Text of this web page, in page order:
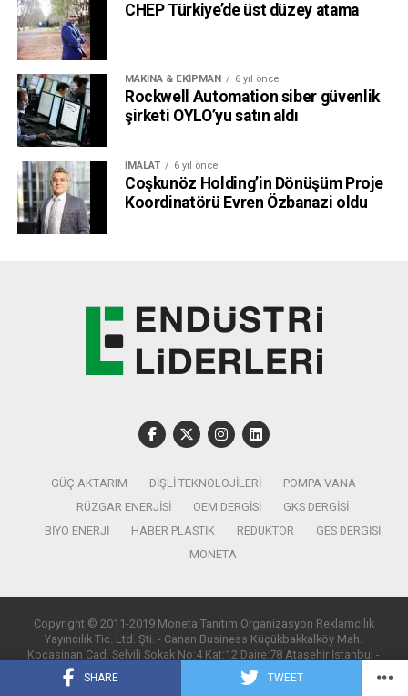
SHARE TWEET
CHEP Türkiye’de üst düzey atama
MAKINA & EKIPMAN 6 yıl önce
Rockwell Automation siber güvenlik
şirketi OYLO’yu satın aldı
İMALAT 6 yıl önce
Coşkunöz Holding’in Dönüşüm Proje
Koordinatörü Evren Özbanazi oldu
GÜÇ AKTARIM DIŞLI TEKNOLOJILERI
POMPA VANA
RÜZGAR ENERJISI
OEM DERGISI
GKS DERGISI
BIYO ENERJI
HABER PLASTIK REDÜKTÖR
GES DERGISI
MONETA
Copyright © 2011-2019 Moneta Tanıtım Organizasyon Reklamcılık
Yayıncılık Tic. Ltd. Şti. - Canan Business Küçükbakkalköy Mah.
Kocasinan Cad. Selvili Sokak No:4 Kat:12 Daire:78 Ataşehir İstanbul -
T:0850 885 05 01 - info@monetatanitim.com